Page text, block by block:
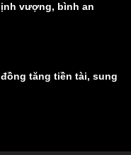
vượng, bình an
tăng tiền tài, sung